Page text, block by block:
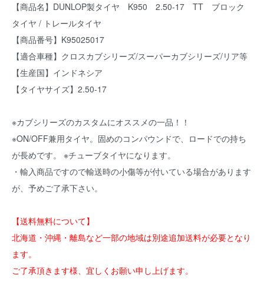
【商品名】DUNLOP製タイヤ K950 2.50-17 TT ブロック
タイヤ / トレールタイヤ
【商品番号】K95025017
【適合車種】クロスカブシリーズ/スーパーカブシリーズ/リア等
【生産国】インドネシア
【タイヤサイズ】2.50-17
※カブシリーズのカスタムにオススメの一品！！
※ON/OFF兼用タイヤ。固めのコンパウンドで、ロードでの持ち
が長めです。 ※チューブタイヤになります。
・輸入商品ですので輸送時の小傷等が付いている場合があります
が、予めご了承下さい。
【送料無料について】
北海道・沖縄・離島など一部の地域は別途追加送料が必要となり
ます。
ご了承頂きます様、宜しくお願い申し上げます。